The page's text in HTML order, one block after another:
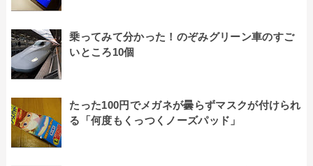
乗ってみて分かった！のぞみグリーン車のすご
いところ10個
たった100円でメガネが曇らずマスクが付けられ
る「何度もくっつくノーズパッド」